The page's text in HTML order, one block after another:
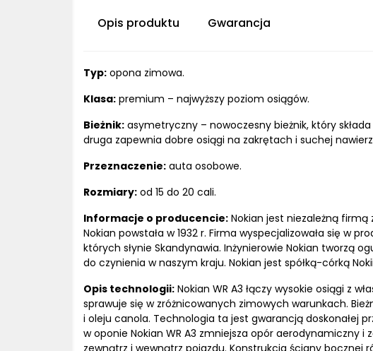
Opis produktu Gwarancja
Typ: opona zimowa.
Klasa: premium – najwyższy poziom osiągów.
Bieżnik: asymetryczny – nowoczesny bieżnik, który
druga zapewnia dobre osiągi na zakrętach i suchej
Przeznaczenie: auta osobowe.
Rozmiary: od 15 do 20 cali.
Informacje o producencie: Nokian jest niezależną firmą
Nokian powstała w 1932 r. Firma wyspecjalizowała się w
których słynie Skandynawia. Inżynierowie Nokian tworzą
do czynienia w naszym kraju. Nokian jest spółką-córką
Opis technologii: Nokian WR A3 łączy wysokie osiągi z
sprawuje się w zróżnicowanych zimowych warunkach.
i oleju canola. Technologia ta jest gwarancją doskonałej
w oponie Nokian WR A3 zmniejsza opór aerodynamiczny i
zewnątrz i wewnątrz pojazdu. Konstrukcja ściany bocznej